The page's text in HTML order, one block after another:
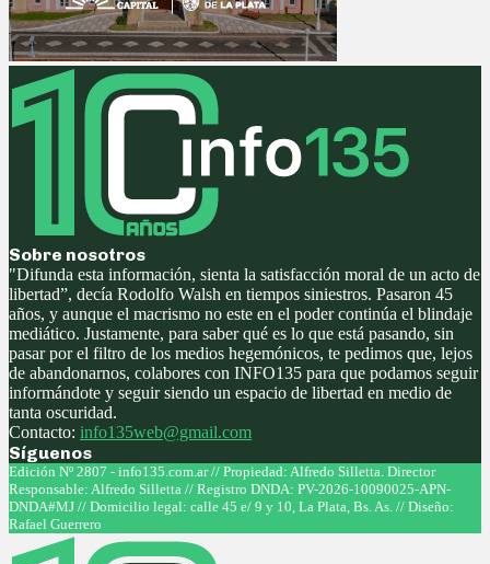
Sobre nosotros
"Difunda esta información, sienta la satisfacción moral de un acto de
libertad”, decía Rodolfo Walsh en tiempos siniestros. Pasaron 45
años, y aunque el macrismo no este en el poder continúa el blindaje
mediático. Justamente, para saber qué es lo que está pasando, sin
pasar por el filtro de los medios hegemónicos, te pedimos que, lejos
de abandonarnos, colabores con INFO135 para que podamos seguir
informándote y seguir siendo un espacio de libertad en medio de
tanta oscuridad.
Contacto: info135web@gmail.com
Síguenos
Facebook
Twitter
Instagram
Youtube
Edición Nº 2807 - info135.com.ar // Propiedad: Alfredo Silletta. Director
Responsable: Alfredo Silletta // Registro DNDA: PV-2026-10090025-APN-
DNDA#MJ // Domicilio legal: calle 45 e/ 9 y 10, La Plata, Bs. As. // Diseño:
Rafael Guerrero